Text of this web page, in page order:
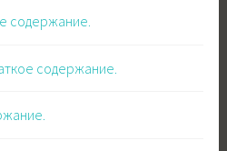
содержание.
содержание.